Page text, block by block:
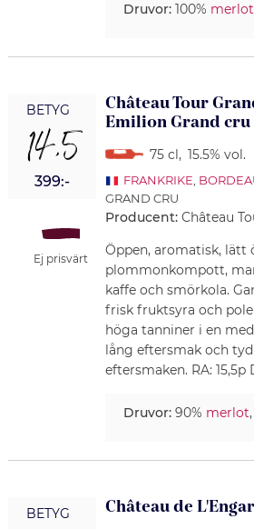
Druvor:100% merlot
BETYG
14,5
399:-
Ej prisvärt
Château Tour
Emilion Grand cru
75 cl , 15.5% vol.
FRANKRIKE,
GRAND CRU
Producent: Château
Öppen, aromatisk,
plommonkompott,
kaffe och smörkola.
frisk fruktsyra och
höga tanniner i en
lång eftersmak och
eftersmaken. RA: 15,5p
Druvor:90% merlot
BETYG Château de